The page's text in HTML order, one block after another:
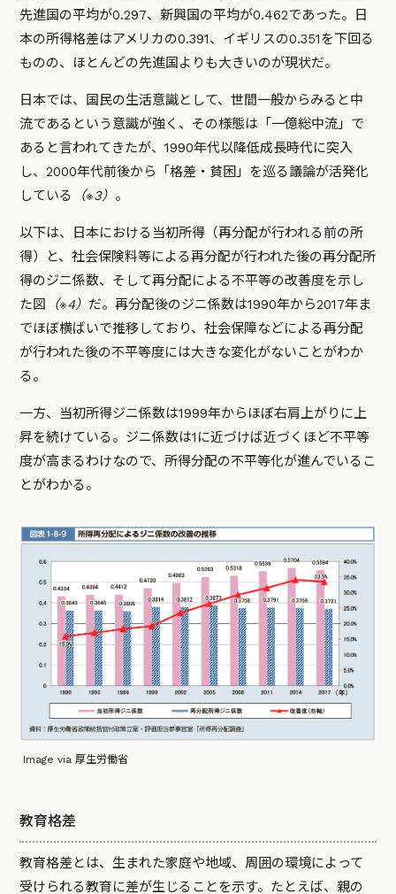
先進国の平均が0.297、新興国の平均が0.462であった。日
本の所得格差はアメリカの0.391、イギリスの0.351を下回る
ものの、ほとんどの先進国よりも大きいのが現状だ。
日本では、国民の生活意識として、世間一般からみると中
流であるという意識が強く、その様態は「一億総中流」で
あると言われてきたが、1990年代以降低成長時代に突入
し、2000年代前後から「格差・貧困」を巡る議論が活発化
している
（※3） 。
以下は、日本における当初所得（再分配が行われる前の所
得）と、社会保険料等による再分配が行われた後の再分配所
得のジニ係数、そして再分配による不平等の改善度を示し
た図
（※4） だ。再分配後のジニ係数は1990年から2017年ま
でほぼ横ばいで推移しており、社会保障などによる再分配
が行われた後の不平等度には大きな変化がないことがわか
る。
一方、当初所得ジニ係数は1999年からほぼ右肩上がりに上
昇を続けている。ジニ係数は1に近づけば近づくほど不平等
度が高まるわけなので、所得分配の不平等化が進んでいるこ
とがわかる。
Image via 厚生労働省
教育格差
教育格差とは、生まれた家庭や地域、周囲の環境によって
受けられる教育に差が生じることを示す。たとえば、親の